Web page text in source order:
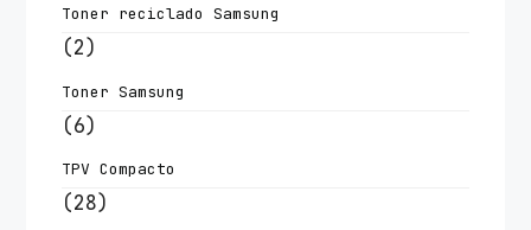
Toner reciclado Samsung
(2)
Toner Samsung
(6)
TPV Compacto
(28)